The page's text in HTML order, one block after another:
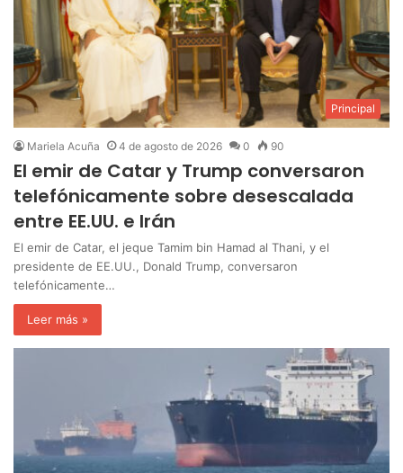
Principal
Mariela Acuña 4 de agosto de 2026 0 90
El emir de Catar y Trump conversaron
telefónicamente sobre desescalada
entre EE.UU. e Irán
El emir de Catar, el jeque Tamim bin Hamad al Thani, y el
presidente de EE.UU., Donald Trump, conversaron
telefónicamente…
Leer más »